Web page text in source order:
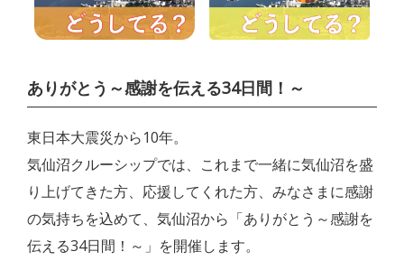
ありがとう～感謝を伝える34日間！～
東日本大震災から10年。
気仙沼クルーシップでは、これまで一緒に気仙沼を盛
り上げてきた方、応援してくれた方、みなさまに感謝
の気持ちを込めて、気仙沼から「ありがとう～感謝を
伝える34日間！～」を開催します。